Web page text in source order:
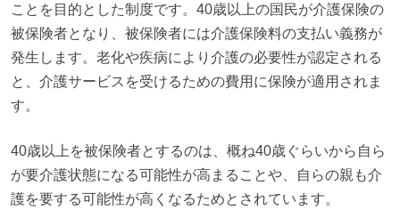
ことを目的とした制度です。40歳以上の国民が介護保険の
被保険者となり、被保険者には介護保険料の支払い義務が
発生します。老化や疾病により介護の必要性が認定される
と、介護サービスを受けるための費用に保険が適用されま
す。
40歳以上を被保険者とするのは、概ね40歳ぐらいから自ら
が要介護状態になる可能性が高まることや、自らの親も介
護を要する可能性が高くなるためとされています。